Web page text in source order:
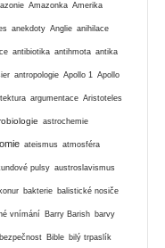
Amazonka Amerika
anekdoty Anglie anihilace
antibiotika antihmota antika
antropologie Apollo 1 Apollo
argumentace Aristoteles
astrochemie
ateismus atmosféra
pulsy austroslavismus
bakterie balistické nosiče
vnímání Barry Barish barvy
bezpečnost Bible bilý trpaslík